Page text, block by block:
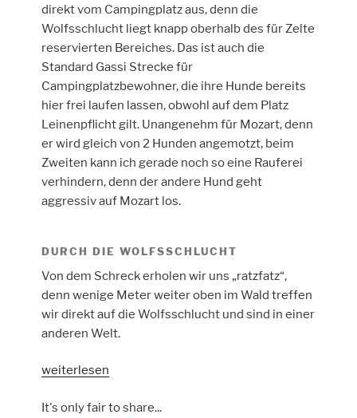
direkt vom Campingplatz aus, denn die
Wolfsschlucht liegt knapp oberhalb des für Zelte
reservierten Bereiches. Das ist auch die
Standard Gassi Strecke für
Campingplatzbewohner, die ihre Hunde bereits
hier frei laufen lassen, obwohl auf dem Platz
Leinenpflicht gilt. Unangenehm für Mozart, denn
er wird gleich von 2 Hunden angemotzt, beim
Zweiten kann ich gerade noch so eine Rauferei
verhindern, denn der andere Hund geht
aggressiv auf Mozart los.
DURCH DIE WOLFSSCHLUCHT
Von dem Schreck erholen wir uns „ratzfatz“,
denn wenige Meter weiter oben im Wald treffen
wir direkt auf die Wolfsschlucht und sind in einer
anderen Welt.
„Mullerthal
–
weiterlesen
It's only fair to share...